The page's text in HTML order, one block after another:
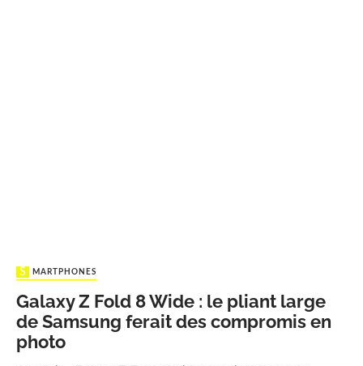
SMARTPHONES
Galaxy Z Fold 8 Wide : le pliant large
de Samsung ferait des compromis en
photo